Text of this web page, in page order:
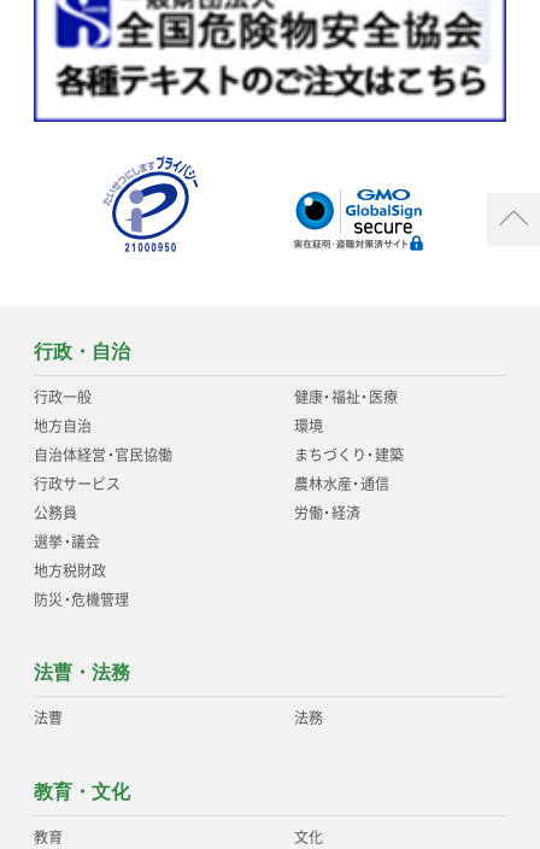
行政・自治
行政一般
地方自治
自治体経営・官民協働
行政サービス
公務員
選挙・議会
地方税財政
防災・危機管理
健康・福祉・医療
環境
まちづくり・建築
農林水産・通信
労働・経済
法曹・法務
法曹 法務
教育・文化
教育 文化